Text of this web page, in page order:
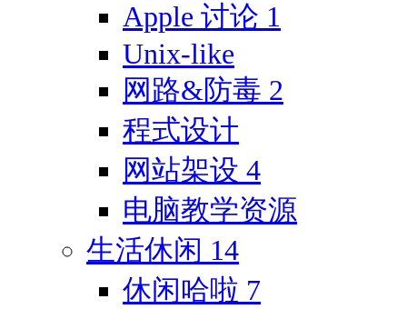
Apple 讨论 1
Unix-like
网路&防毒 2
程式设计
网站架设 4
电脑教学资源
生活休闲 14
休闲哈啦 7